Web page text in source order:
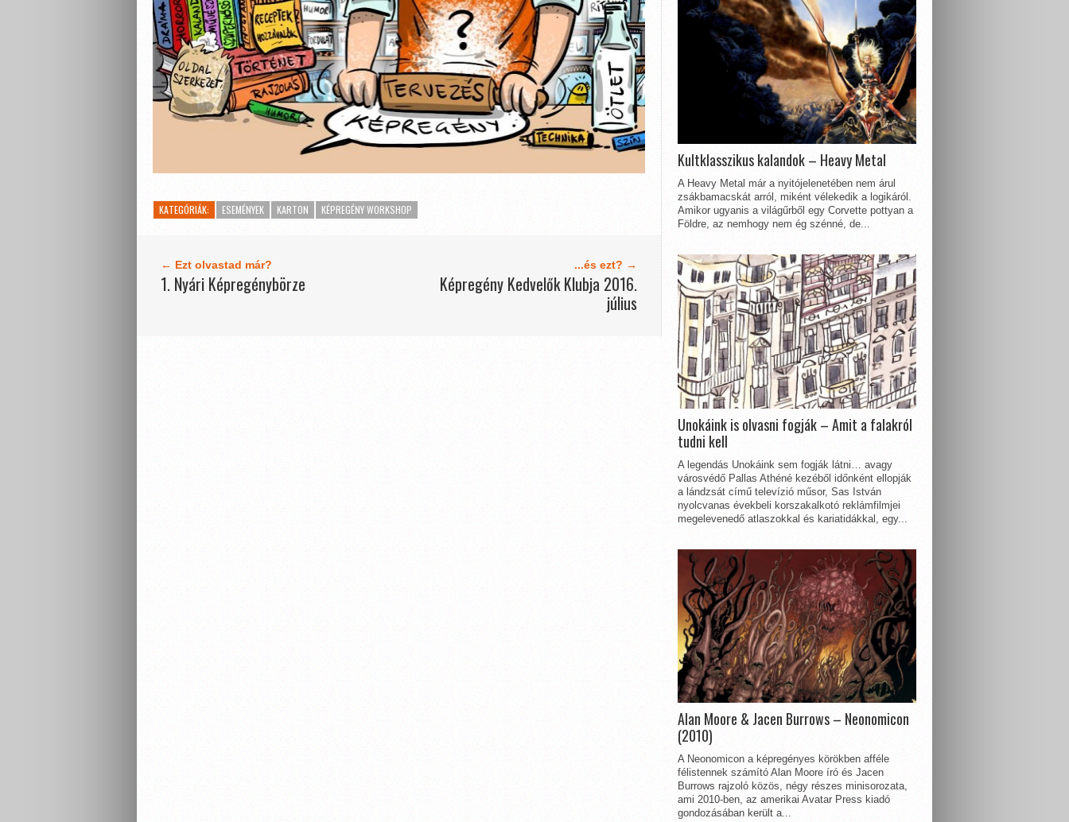
KATEGÓRIÁK: ESEMÉNYEK KARTON KÉPREGÉNY WORKSHOP
← Ezt olvastad már?
1. Nyári Képregénybörze
...és ezt? →
Képregény Kedvelők Klubja 2016.
július
Kultklasszikus kalandok – Heavy Metal
A Heavy Metal már a nyitójelenetében nem árul
zsákbamacskát arról, miként vélekedik a logikáról.
Amikor ugyanis a világűrből egy Corvette pottyan a
Földre, az nemhogy nem ég szénné, de...
Unokáink is olvasni fogják – Amit a falakról
tudni kell
A legendás Unokáink sem fogják látni… avagy
városvédő Pallas Athéné kezéből időnként ellopják
a lándzsát című televízió műsor, Sas István
nyolcvanas évekbeli korszakalkotó reklámfilmjei
megelevenedő atlaszokkal és kariatidákkal, egy...
Alan Moore & Jacen Burrows – Neonomicon
(2010)
A Neonomicon a képregényes körökben afféle
félistennek számító Alan Moore író és Jacen
Burrows rajzoló közös, négy részes minisorozata,
ami 2010-ben, az amerikai Avatar Press kiadó
gondozásában került a...